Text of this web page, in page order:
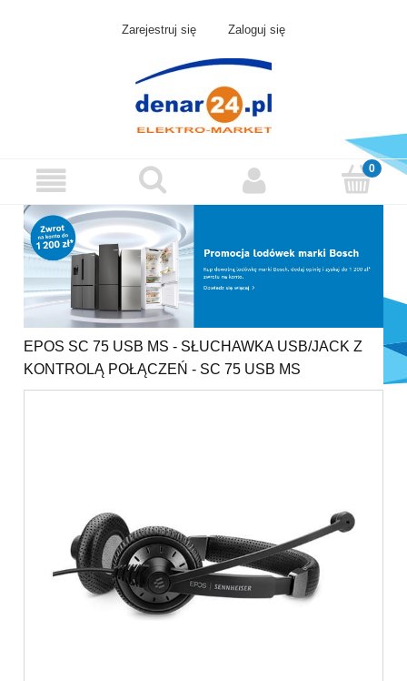
Zarejestruj się Zaloguj się
EPOS SC 75 USB MS - SŁUCHAWKA USB/JACK Z
KONTROLĄ POŁĄCZEŃ - SC 75 USB MS